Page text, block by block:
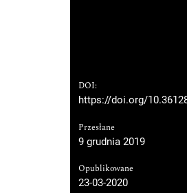
DOI:
https://doi.org/
Przesłane
9 grudnia 2019
Opublikowane
23-03-2020